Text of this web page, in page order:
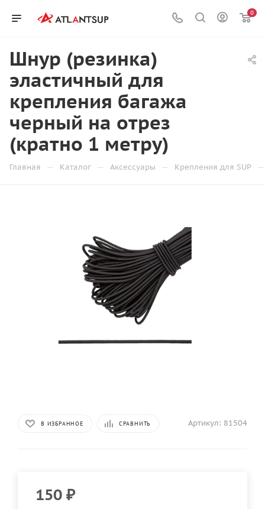
0
Шнур (резинка)
эластичный для
крепления багажа
черный на отрез
(кратно 1 метру)
Главная — Каталог — Аксессуары — Крепления для SUP —
В ИЗБРАННОЕ СРАВНИТЬ Артикул: 81504
150 ₽